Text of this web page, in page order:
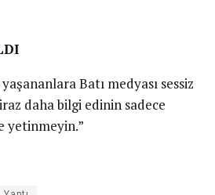
Batı medyası sessiz
daha bilgi edinin sadece
yetinmeyin.”